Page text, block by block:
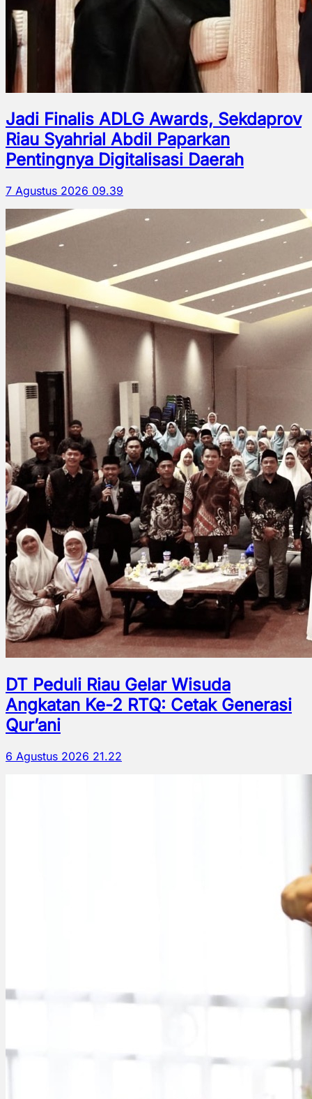
Jadi Finalis ADLG Awards, Sekdaprov
Riau Syahrial Abdil Paparkan
Pentingnya Digitalisasi Daerah
7 Agustus 2026 09.39
DT Peduli Riau Gelar Wisuda
Angkatan Ke-2 RTQ: Cetak Generasi
Qur’ani
6 Agustus 2026 21.22